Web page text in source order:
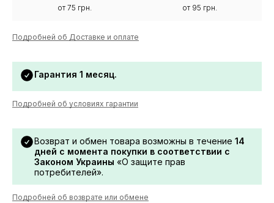
от 75 грн. от 95 грн.
Подробней об Доставке и оплате
Гарантия 1 месяц.
Подробней об условиях гарантии
Возврат и обмен товара возможны в течение 14
дней с момента покупки в соответствии с
Законом Украины «О защите прав
потребителей».
Подробней об возврате или обмене